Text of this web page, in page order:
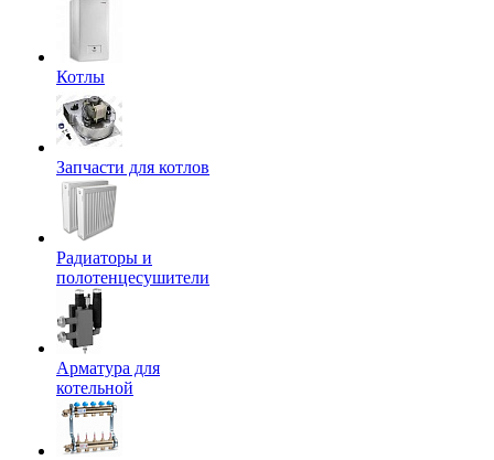
Котлы
Запчасти для котлов
Радиаторы и
полотенцесушители
Арматура для
котельной